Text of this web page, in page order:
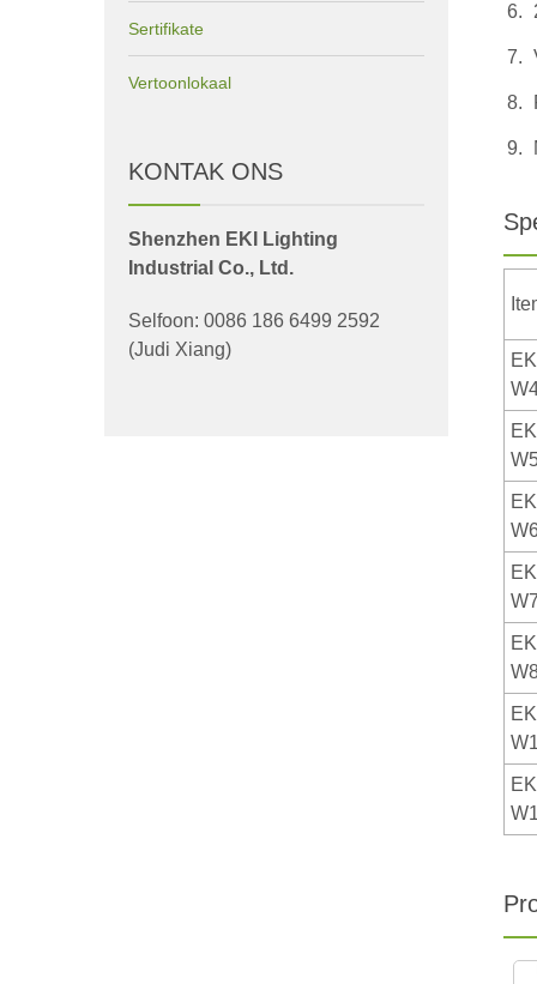
Sertifikate
Vertoonlokaal
KONTAK ONS
Shenzhen EKI Lighting
Industrial Co., Ltd.
Selfoon: 0086 186 6499 2592
(Judi Xiang)